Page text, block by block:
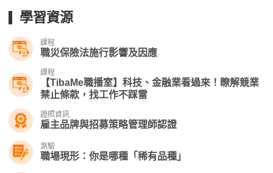
學習資源
課程
職災保險法施行影響及因應
課程
【TibaMe職播室】科技、金融業看過來！瞭解競業
禁止條款，找工作不踩雷
證照資訊
雇主品牌與招募策略管理師認證
測驗
職場現形：你是哪種「稀有品種」